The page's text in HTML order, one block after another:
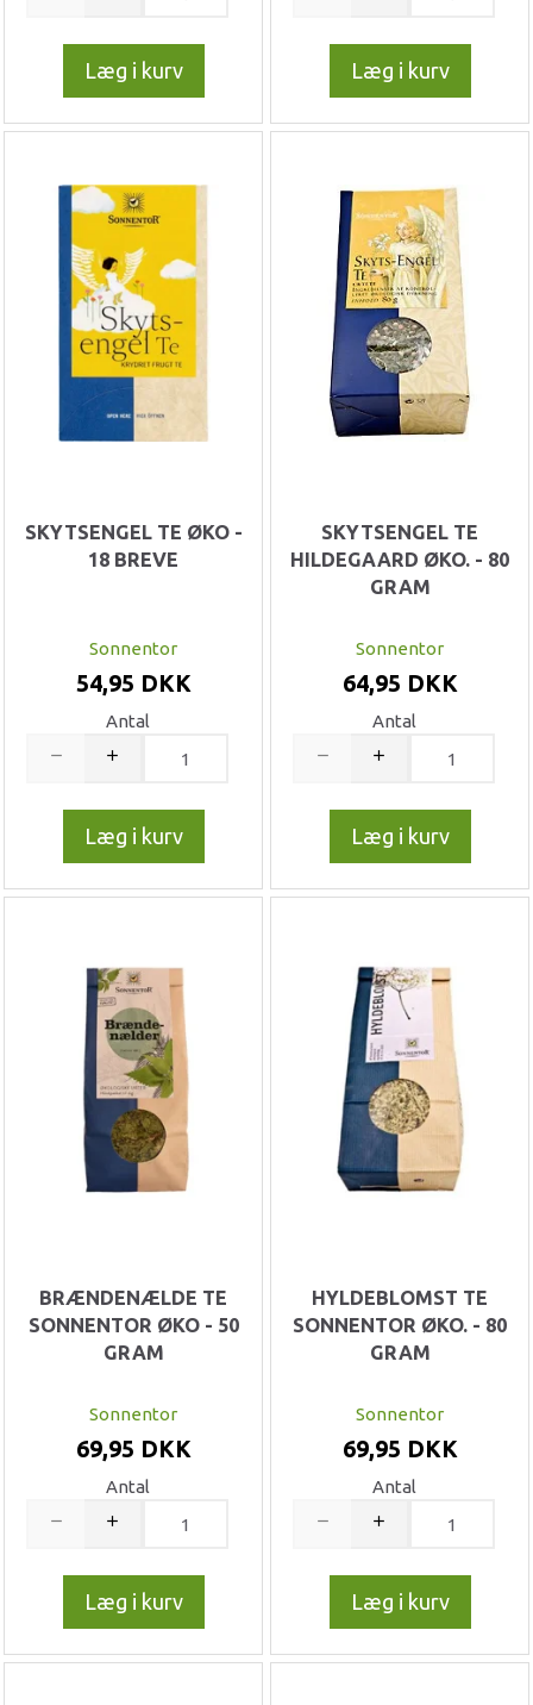
Læg i kurv Læg i kurv
SKYTSENGEL TE ØKO -
18 BREVE
Sonnentor
54,95 DKK
Antal
Læg i kurv
SKYTSENGEL TE
HILDEGAARD ØKO. - 80
GRAM
Sonnentor
64,95 DKK
Antal
Læg i kurv
BRÆNDENÆLDE TE
SONNENTOR ØKO - 50
GRAM
Sonnentor
69,95 DKK
Antal
Læg i kurv
HYLDEBLOMST TE
SONNENTOR ØKO. - 80
GRAM
Sonnentor
69,95 DKK
Antal
Læg i kurv